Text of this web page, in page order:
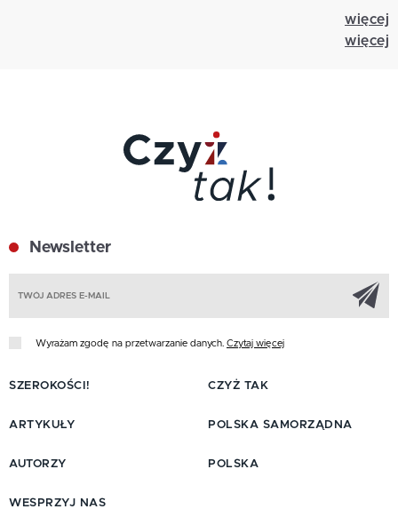
więcej
więcej
Newsletter
Wyrażam zgodę na przetwarzanie danych. Czytaj więcej
SZEROKOŚCI!
ARTYKUŁY
AUTORZY
CZYŻ TAK
POLSKA SAMORZĄDNA
POLSKA
WESPRZYJ NAS